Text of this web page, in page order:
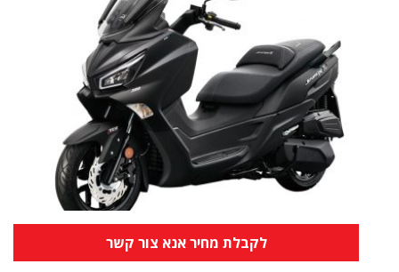
לקבלת מחיר אנא צור קשר